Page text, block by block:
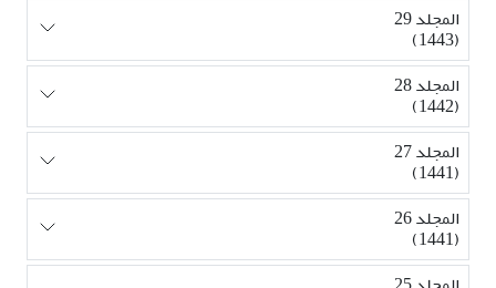
المجلد 29
(1443)
المجلد 28
(1442)
المجلد 27
(1441)
المجلد 26
(1441)